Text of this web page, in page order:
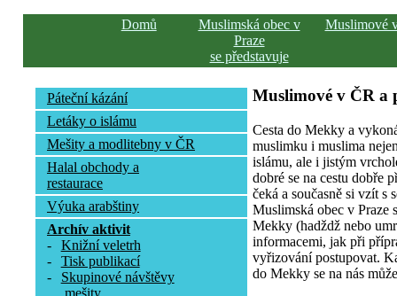
Domů
Muslimská obec v
Praze
se představuje
Muslimové
Páteční kázání
Letáky o islámu
Mešity a modlitebny v ČR
Halal obchody a
restaurace
Výuka arabštiny
Archív aktivit
-
Knižní veletrh
-
Tisk publikací
-
Skupinové návštěvy
Muslimové v ČR
Cesta do Mekky a
muslimku i muslima
islámu, ale i jistým
dobré se na cestu dobře
čeká a současně si vzít s
Muslimská obec v Praze
Mekky (hadždž nebo
informacemi, jak při
vyřizování postupovat.
do Mekky se na nás